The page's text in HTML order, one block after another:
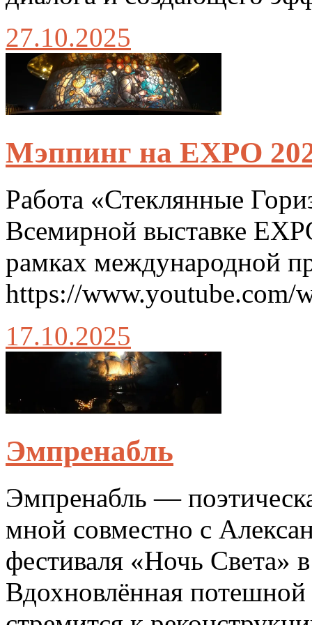
27.10.2025
Мэппинг на EXPO
Работа «Стеклянные
Всемирной выставке
рамках международной
https://
17.10.2025
Эмпренабль
Эмпренабль —
мной совместно с
фестиваля «Ночь Света»
Вдохновлённая